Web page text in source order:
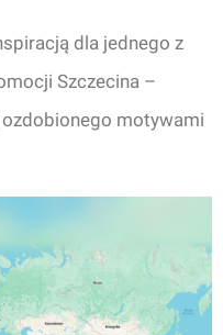
dla jednego z
Szczecina –
motywami